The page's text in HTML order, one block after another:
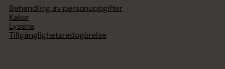
Behandling av personuppgifter
Kakor
Lyssna
Tillgänglighetsredogörelse